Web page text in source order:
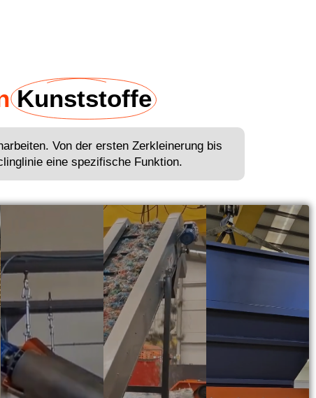
Kunststoffe
Von der ersten Zerkleinerung bis
eine spezifische Funktion.